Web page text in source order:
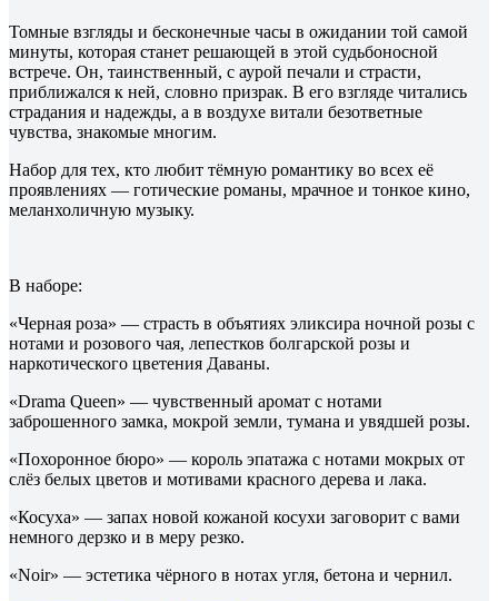
Томные взгляды и бесконечные часы в ожидании той самой
минуты, которая станет решающей в этой судьбоносной
встрече. Он, таинственный, с аурой печали и страсти,
приближался к ней, словно призрак. В его взгляде читались
страдания и надежды, а в воздухе витали безответные
чувства, знакомые многим.
Набор для тех, кто любит тёмную романтику во всех её
проявлениях — готические романы, мрачное и тонкое кино,
меланхоличную музыку.
В наборе:
«Черная роза» — страсть в объятиях эликсира ночной розы с
нотами и розового чая, лепестков болгарской розы и
наркотического цветения Даваны.
«Drama Queen» — чувственный аромат с нотами
заброшенного замка, мокрой земли, тумана и увядшей розы.
«Похоронное бюро» — король эпатажа с нотами мокрых от
слёз белых цветов и мотивами красного дерева и лака.
«Косуха» — запах новой кожаной косухи заговорит с вами
немного дерзко и в меру резко.
«Noir» — эстетика чёрного в нотах угля, бетона и чернил.